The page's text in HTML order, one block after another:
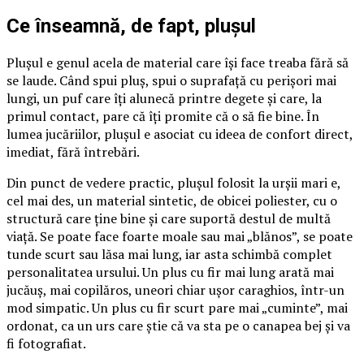
Ce înseamnă, de fapt, plușul
Plușul e genul acela de material care își face treaba fără să
se laude. Când spui pluș, spui o suprafață cu perișori mai
lungi, un puf care îți alunecă printre degete și care, la
primul contact, pare că îți promite că o să fie bine. În
lumea jucăriilor, plușul e asociat cu ideea de confort direct,
imediat, fără întrebări.
Din punct de vedere practic, plușul folosit la urșii mari e,
cel mai des, un material sintetic, de obicei poliester, cu o
structură care ține bine și care suportă destul de multă
viață. Se poate face foarte moale sau mai „blănos”, se poate
tunde scurt sau lăsa mai lung, iar asta schimbă complet
personalitatea ursului. Un plus cu fir mai lung arată mai
jucăuș, mai copilăros, uneori chiar ușor caraghios, într-un
mod simpatic. Un plus cu fir scurt pare mai „cuminte”, mai
ordonat, ca un urs care știe că va sta pe o canapea bej și va
fi fotografiat.